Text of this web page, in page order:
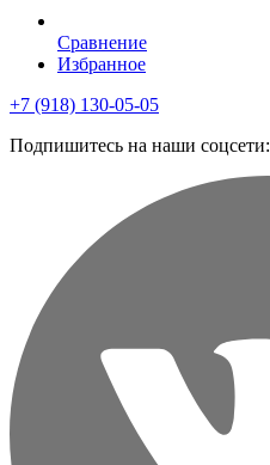
Сравнение
Избранное
+7 (918) 130-05-05
Подпишитесь на наши соцсети: